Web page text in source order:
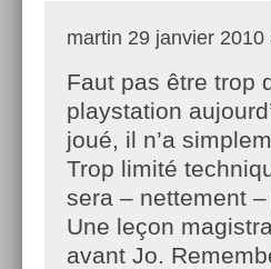
martin 29 janvier 2010
Faut pas être trop
playstation
joué, il n’a
Trop limité
sera – nettement
Une leçon
avant Jo.